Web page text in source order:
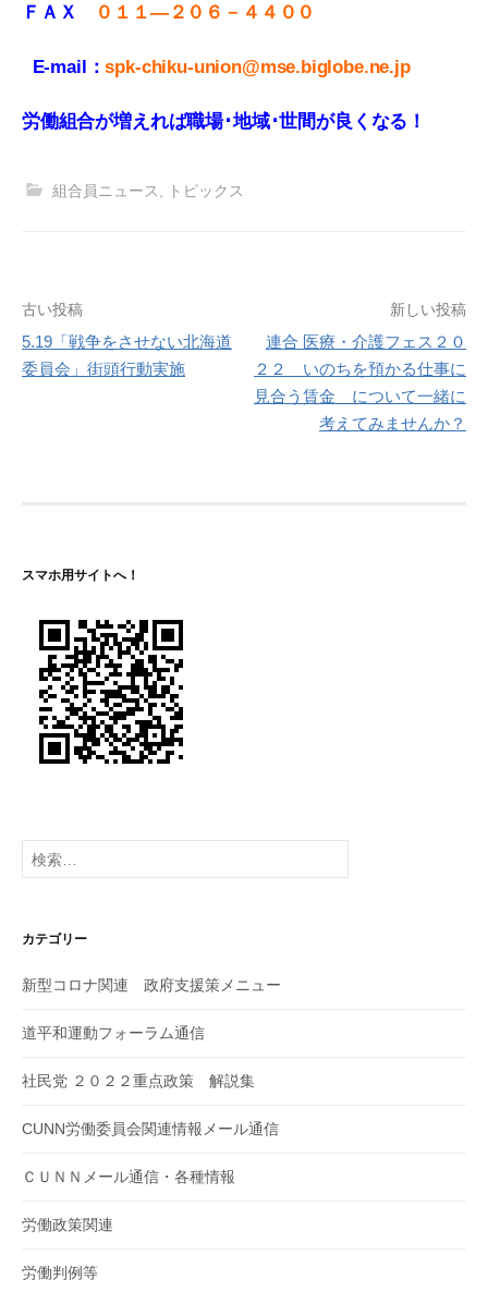
ＦＡＸ ０１１—２０６－４４００
E-mail：spk-chiku-union@mse.biglobe.ne.jp
労働組合が増えれば職場･地域･世間が良くなる！
組合員ニュース トピックス
投
稿
ョ
ン
古い投稿
5.19「戦争をさせない北海道
委員会」街頭行動実施
新しい投稿
連合 医療・介護フェス２０
２２ いのちを預かる仕事に
見合う賃金 について一緒に
考えてみませんか？
スマホ用サイトへ！
検
索:
カテゴリー
新型コロナ関連 政府支援策メニュー
道平和運動フォーラム通信
社民党 ２０２２重点政策 解説集
CUNN労働委員会関連情報メール通信
ＣＵＮＮメール通信・各種情報
労働政策関連
労働判例等